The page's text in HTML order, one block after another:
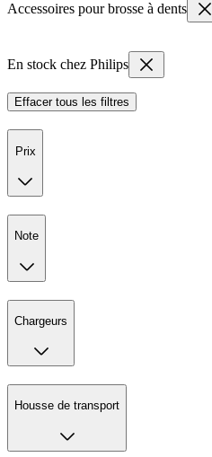
Accessoires pour brosse à dents
En stock chez Philips
Effacer tous les filtres
Prix
Note
Chargeurs
Housse de transport